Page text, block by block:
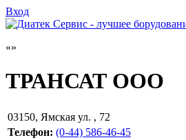
Вход
ТРАНСАТ ООО
03150, Ямская ул. , 72
Телефон: (0-44) 586-46-45